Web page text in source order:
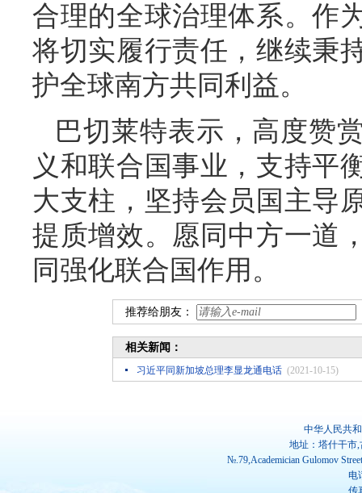
合理的全球治理体系。作
将切实履行责任，继续秉
护全球南方共同利益。
巴切莱特表示，高度赞
义和联合国事业，支持平
大支柱，坚持会员国主导
提质增效。愿同中方一道
同强化联合国作用。
推荐给朋友：
相关新闻：
习近平同新加坡总理李显龙通电话 (2021-10-15)
中华人民共
地址：塔什干市
№.79,Academician Gulomov
电
传